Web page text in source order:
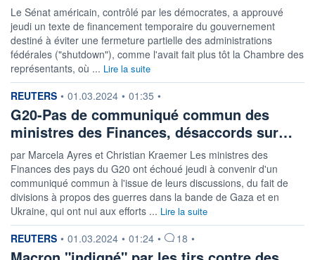
Le Sénat américain, contrôlé par les démocrates, a approuvé
jeudi un texte de financement temporaire du gouvernement
destiné à éviter une fermeture partielle des administrations
fédérales ("shutdown"), comme l'avait fait plus tôt la Chambre des
représentants, où ... Lire la suite
information fournie par
REUTERS • 01.03.2024 • 01:35 •
G20-Pas de communiqué commun des
ministres des Finances, désaccords sur…
par Marcela Ayres et Christian Kraemer Les ministres des
Finances des pays du G20 ont échoué jeudi à convenir d'un
communiqué commun à l'issue de leurs discussions, du fait de
divisions à propos des guerres dans la bande de Gaza et en
Ukraine, qui ont nui aux efforts ... Lire la suite
information fournie par
REUTERS • 01.03.2024 • 01:24 • 18 •